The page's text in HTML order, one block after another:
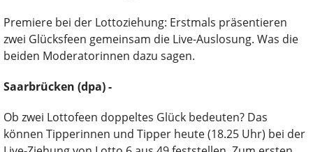
Premiere bei der Lottoziehung: Erstmals präsentieren
zwei Glücksfeen gemeinsam die Live-Auslosung. Was die
beiden Moderatorinnen dazu sagen.
Saarbrücken (dpa) -
Ob zwei Lottofeen doppeltes Glück bedeuten? Das
können Tipperinnen und Tipper heute (18.25 Uhr) bei der